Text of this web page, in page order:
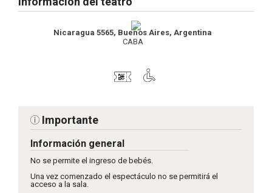
Nicaragua 5565, Buenos Aires, Argentina
CABA
Importante
Información general
No se permite el ingreso de bebés.
Una vez comenzado el espectáculo no se permitirá el
acceso a la sala.